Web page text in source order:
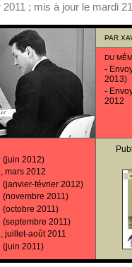
; mis à jour le mardi
PAR
DU
-
2013)
-
2012
(juin 2012)
mars 2012
(janvier-février 2012)
(novembre 2011)
(octobre 2011)
2011)
juillet-août 2011
(juin 2011)